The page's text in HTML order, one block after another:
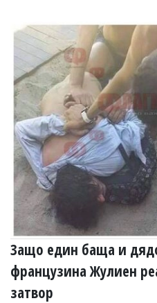
Защо един баща и
французина Жулиен
затвор